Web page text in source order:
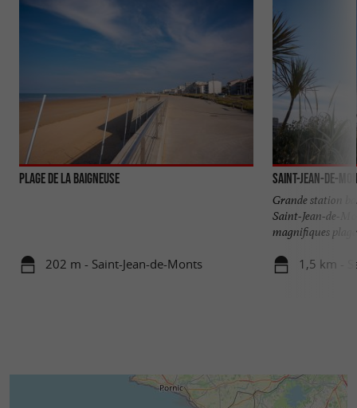
Plage de la Baigneuse
202 m - Saint-Jean-de-Monts
Saint-Jean-de-
Grande station
Saint-Jean-de-
magnifiques
1,5 km -